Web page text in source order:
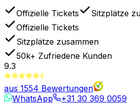
Offizielle Tickets Sitzplätze
Offizielle Tickets
Sitzplätze zusammen
50k+ Zufriedene Kunden
9.3
aus 1554 Bewertungen
WhatsApp
+31 30 369 0059